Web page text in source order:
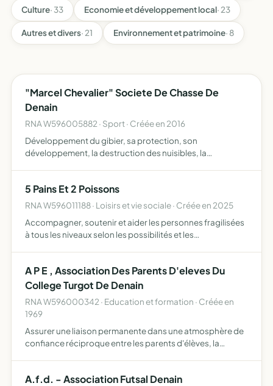
Culture· 33 Economie et développement local· 23
Autres et divers· 21 Environnement et patrimoine· 8
"Marcel Chevalier" Societe De Chasse De
Denain
RNA W596005882 · Sport · Créée en 2016
Développement du gibier, sa protection, son
développement, la destruction des nuisibles, la
droit de chas…
5 Pains Et 2 Poissons
RNA W596011188 · Loisirs et vie sociale · Créée en 2025
Accompagner, soutenir et aider les personnes fragilisées
à tous les niveaux selon les possibilités et les
A P E , Association Des Parents D'eleves Du
College Turgot De Denain
RNA W596000342 · Education et formation · Créée en
1969
Assurer une liaison permanente dans une atmosphère de
confiance réciproque entre les parents d'élèves, la
pa…
A.f.d. - Association Futsal Denain